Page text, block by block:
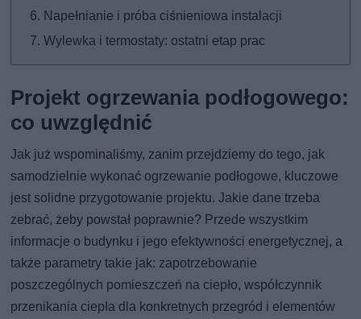
Napełnianie i próba ciśnieniowa instalacji
Wylewka i termostaty: ostatni etap prac
Projekt ogrzewania podłogowego:
co uwzględnić
Jak już wspominaliśmy, zanim przejdziemy do tego, jak
samodzielnie wykonać ogrzewanie podłogowe, kluczowe
jest solidne przygotowanie projektu. Jakie dane trzeba
zebrać, żeby powstał poprawnie? Przede wszystkim
informacje o budynku i jego efektywności energetycznej, a
także parametry takie jak: zapotrzebowanie
poszczególnych pomieszczeń na ciepło, współczynnik
przenikania ciepła dla konkretnych przegród i elementów